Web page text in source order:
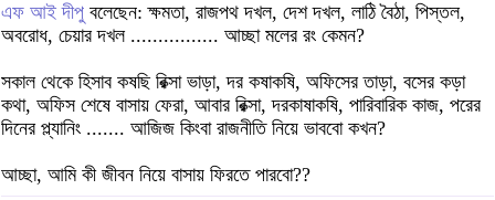
এফ আই দীপু বলেছেন: ক্ষমতা, রাজপথ দখল, দেশ দখল, লাঠি বৈঠা, পিস্তল,
অবরোধ, চেয়ার দখল ................ আচ্ছা মলের রং কেমন?
সকাল থেকে হিসাব কষছি রিক্সা ভাড়া, দর কষাকষি, অফিসের তাড়া, বসের কড়া
কথা, অফিস শেষে বাসায় ফেরা, আবার রিক্সা, দরকাষাকষি, পারিবারিক কাজ, পরের
দিনের প্ল্যানিং ....... আজিজ কিংবা রাজনীতি নিয়ে ভাববো কখন?
আচ্ছা, আমি কী জীবন নিয়ে বাসায় ফিরতে পারবো??